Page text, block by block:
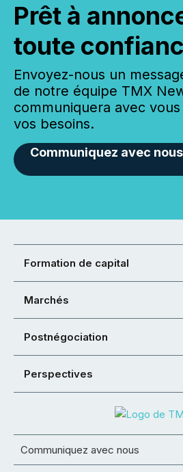
Prêt à
toute
Envoyez-nous un
de notre équipe TMX
communiquera avec
vos besoins.
Communiquez avec nous
Formation de capital
Marchés
Postnégociation
Perspectives
Communiquez avec nous